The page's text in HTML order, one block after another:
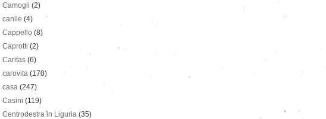
Camogli (2)
canile (4)
Cappello (8)
Caprotti (2)
Caritas (6)
carovita (170)
casa (247)
Casini (119)
Centrodestra in Liguria (35)